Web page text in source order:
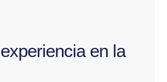
en la